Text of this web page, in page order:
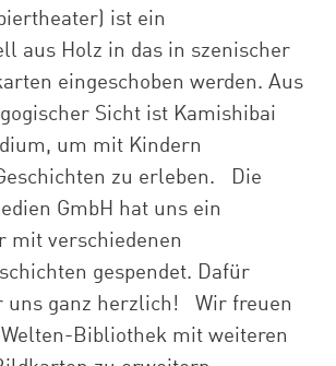
ist ein
aus Holz in das in szenischer
eingeschoben werden. Aus
Sicht ist Kamishibai
um mit Kindern
zu erleben. Die
GmbH hat uns ein
mit verschiedenen
gespendet. Dafür
uns ganz herzlich! Wir freuen
Bibliothek mit weiteren